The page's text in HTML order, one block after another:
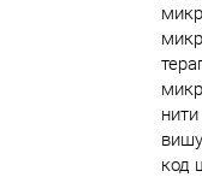
код